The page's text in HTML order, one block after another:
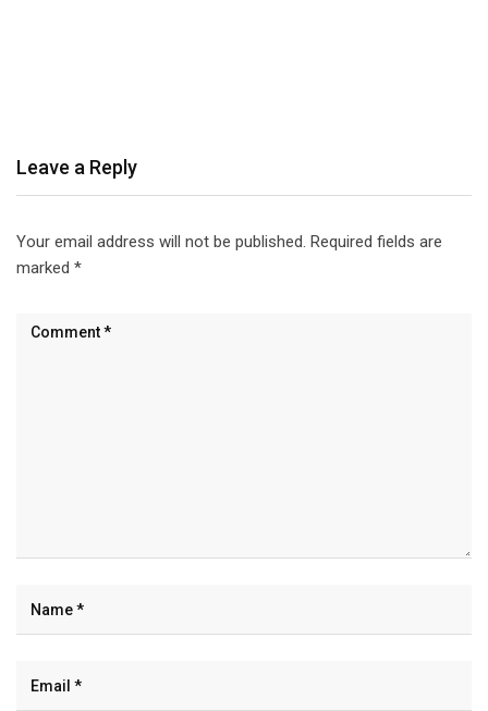
Leave a Reply
Your email address will not be published. Required fields are
marked *